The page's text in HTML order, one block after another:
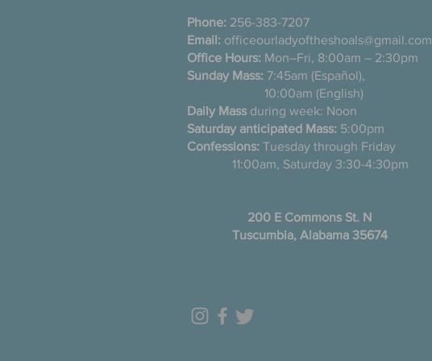
Phone: 256-383-7207
Email: officeourladyoftheshoals@gmail.com
Office Hours: Mon–Fri, 8:00am – 2:30pm
Sunday Mass: 7:45am (Español),
10:00am (English)
Daily Mass during week: Noon
Saturday anticipated Mass: 5:00pm
Confessions: Tuesday through Friday
11:00am, Saturday 3:30-4:30pm
200 E Commons St. N
Tuscumbia, Alabama 35674